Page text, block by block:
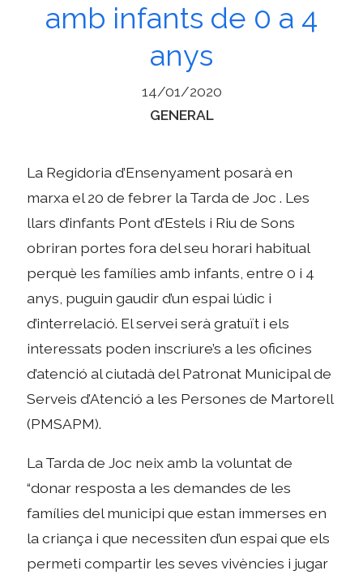
amb infants de 0 a 4
anys
14/01/2020
Categories
GENERAL
La Regidoria d’Ensenyament posarà en
marxa el 20 de febrer la Tarda de Joc . Les
llars d’infants Pont d’Estels i Riu de Sons
obriran portes fora del seu horari habitual
perquè les famílies amb infants, entre 0 i 4
anys, puguin gaudir d’un espai lúdic i
d’interrelació. El servei serà gratuït i els
interessats poden inscriure’s a les oficines
d’atenció al ciutadà del Patronat Municipal de
Serveis d’Atenció a les Persones de Martorell
(PMSAPM).
La Tarda de Joc neix amb la voluntat de
“donar resposta a les demandes de les
famílies del municipi que estan immerses en
la criança i que necessiten d’un espai que els
permeti compartir les seves vivències i jugar